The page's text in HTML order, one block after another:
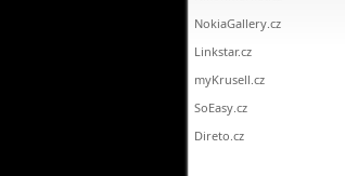
NokiaGallery.cz
Linkstar.cz
myKrusell.cz
SoEasy.cz
Direto.cz